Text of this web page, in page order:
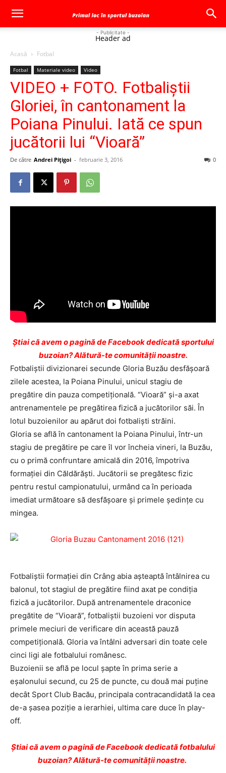
- Publicitate -
Header ad
Acasă Fotbal
Fotbal Materiale video Video
VIDEO + FOTO. Fotbaliştii
Gloriei, în cantonament la
Poiana Pinului. Iată ce spun
jucătorii lui “Vioară”
De către Andrei Pițigoi - februarie 3, 2016 0
Ştiai că avem o pagină de Facebook dedicată sportului
buzoian? Alătură-te comunității noastre.
Fotbaliştii divizionarei secunde Gloria Buzău desfăşoară
zilele acestea, la Poiana Pinului, unicul stagiu de
pregătire din pauza competiţională. “Vioară” şi-a axat
antrenamentele pe pregătirea fizică a jucătorilor săi. În
lotul buzoienilor au apărut doi fotbalişti străini.
Gloria se află în cantonament la Poiana Pinului, într-un
stagiu de pregătire pe care îl vor încheia vineri, la Buzău,
cu o primă confruntare amicală din 2016, împotriva
formaţiei din Căldărăşti. Jucătorii se pregătesc fizic
pentru restul campionatului, urmând ca în perioada
imediat următoare să desfăşoare şi primele şedinţe cu
mingea.
Fotbaliştii formaţiei din Crâng abia aşteaptă întâlnirea cu
balonul, tot stagiul de pregătire fiind axat pe condiţia
fizică a jucătorilor. După antrenamentele draconice
pregătite de “Vioară”, fotbaliştii buzoieni vor disputa
primele meciuri de verificare din această pauză
competiţională. Gloria va întâlni adversari din toate cele
cinci ligi ale fotbalului românesc.
Buzoienii se află pe locul şapte în prima serie a
eşalonului secund, cu 25 de puncte, cu două mai puţine
decât Sport Club Bacău, principala contracandidată la cea
de-a şasea poziţie a ierarhiei, ultima care duce în play-
off.
Ştiai că avem o pagină de Facebook dedicată fotbalului
buzoian? Alătură-te comunității noastre.